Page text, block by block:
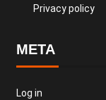
Privacy policy
META
Log in